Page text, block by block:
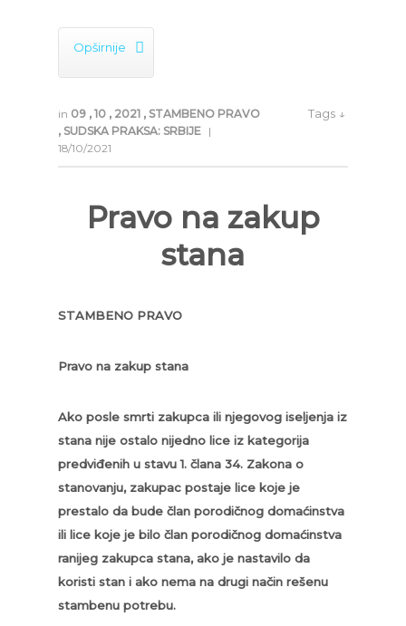
Opširnije 
in 09 , 10 , 2021 , STAMBENO PRAVO
, SUDSKA PRAKSA: SRBIJE |
18/10/2021
Tags ↓
Pravo na zakup
stana
STAMBENO PRAVO
Pravo na zakup stana
Ako posle smrti zakupca ili njegovog iseljenja iz
stana nije ostalo nijedno lice iz kategorija
predviđenih u stavu 1. člana 34. Zakona o
stanovanju, zakupac postaje lice koje je
prestalo da bude član porodičnog domaćinstva
ili lice koje je bilo član porodičnog domaćinstva
ranijeg zakupca stana, ako je nastavilo da
koristi stan i ako nema na drugi način rešenu
stambenu potrebu.